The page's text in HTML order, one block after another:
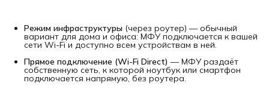
Режим инфраструктуры (через роутер) — обычный
вариант для дома и офиса: МФУ подключается к вашей
сети Wi-Fi и доступно всем устройствам в ней.
Прямое подключение (Wi-Fi Direct) — МФУ раздаёт
собственную сеть, к которой ноутбук или смартфон
подключается напрямую, без роутера.